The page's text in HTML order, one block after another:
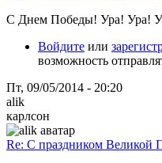
С Днем Победы! Ура! Ура!
Войдите или
возможность
Пт, 09/05/2014 - 20:20
alik
карлсон
Re: С праздником Великой